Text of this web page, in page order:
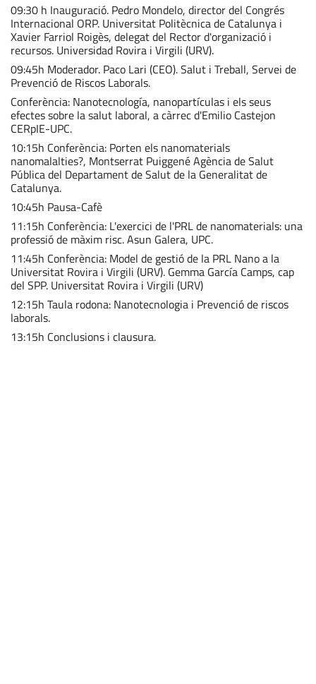
09:30 h Inauguració. Pedro Mondelo, director del Congrés
Internacional ORP. Universitat Politècnica de Catalunya i
Xavier Farriol Roigès, delegat del Rector d'organizació i
recursos. Universidad Rovira i Virgili (URV).
09:45h Moderador. Paco Lari (CEO). Salut i Treball, Servei de
Prevenció de Riscos Laborals.
Conferència: Nanotecnología, nanopartículas i els seus
efectes sobre la salut laboral, a càrrec d'Emilio Castejon
CERpIE-UPC.
10:15h Conferència: Porten els nanomaterials
nanomalalties?, Montserrat Puiggené Agència de Salut
Pública del Departament de Salut de la Generalitat de
Catalunya.
10:45h Pausa-Cafè
11:15h Conferència: L'exercici de l'PRL de nanomaterials: una
professió de màxim risc. Asun Galera, UPC.
11:45h Conferència: Model de gestió de la PRL Nano a la
Universitat Rovira i Virgili (URV). Gemma García Camps, cap
del SPP. Universitat Rovira i Virgili (URV)
12:15h Taula rodona: Nanotecnologia i Prevenció de riscos
laborals.
13:15h Conclusions i clausura.